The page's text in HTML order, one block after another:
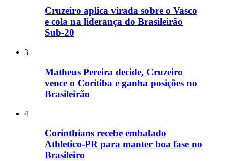
Cruzeiro aplica virada sobre o Vasco
e cola na liderança do Brasileirão
Sub-20
3
Matheus Pereira decide, Cruzeiro
vence o Coritiba e ganha posições no
Brasileirão
4
Corinthians recebe embalado
Athletico-PR para manter boa fase no
Brasileiro